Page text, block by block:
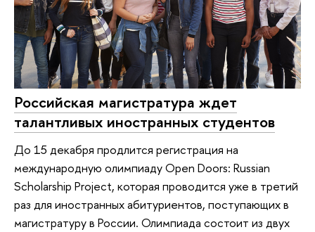
Российская магистратура ждет
талантливых иностранных студентов
До 15 декабря продлится регистрация на
международную олимпиаду Open Doors: Russian
Scholarship Project, которая проводится уже в третий
раз для иностранных абитуриентов, поступающих в
магистратуру в России. Олимпиада состоит из двух